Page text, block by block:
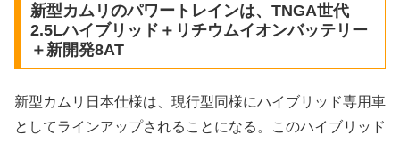
新型カムリのパワートレインは、TNGA世代
2.5Lハイブリッド＋リチウムイオンバッテリー
＋新開発8AT
新型カムリ日本仕様は、現行型同様にハイブリッド専用車
としてラインアップされることになる。このハイブリッド